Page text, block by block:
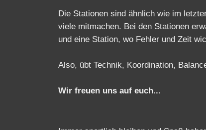
Also, übt Technik, Koordination,
Immer sportlich bleiben und Spaß